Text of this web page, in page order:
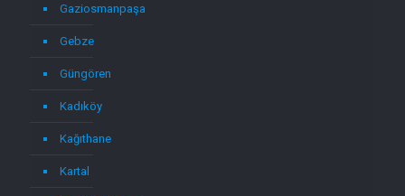
Gaziosmanpaşa
Gebze
Güngören
Kadıköy
Kağıthane
Kartal